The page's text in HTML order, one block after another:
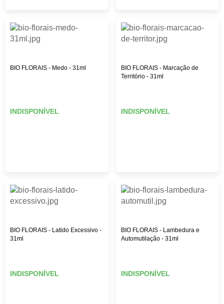
BIO FLORAIS - Medo - 31ml
INDISPONÍVEL
BIO FLORAIS - Marcação de
Território - 31ml
INDISPONÍVEL
BIO FLORAIS - Latido Excessivo -
31ml
INDISPONÍVEL
BIO FLORAIS - Lambedura e
Automutilação - 31ml
INDISPONÍVEL